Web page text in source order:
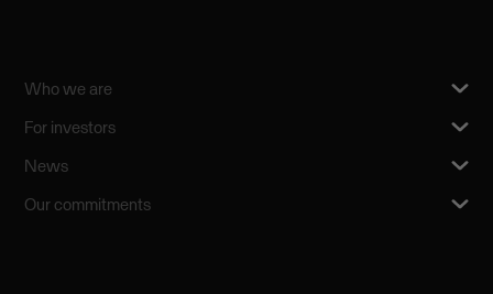
Who we are
For investors
News
Our commitments